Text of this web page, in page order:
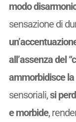
modo
sensazione di
all’assenza del
ammorbidisce
sensoriali,si
e morbide,